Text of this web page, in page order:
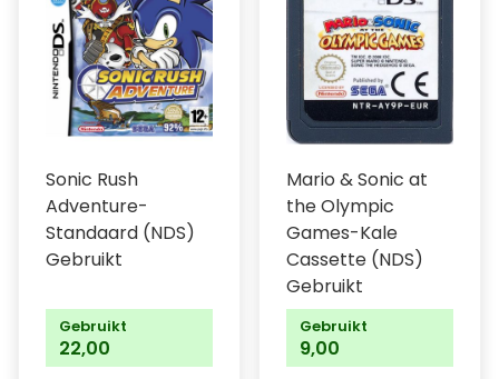
Sonic Rush
Adventure-
Standaard (NDS)
Gebruikt
Gebruikt
22,00
Mario & Sonic at
the Olympic
Games-Kale
Cassette (NDS)
Gebruikt
Gebruikt
9,00